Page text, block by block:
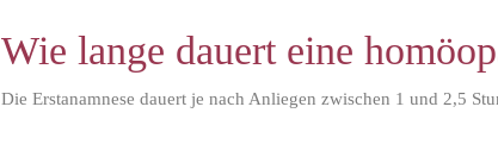
Wie lange dauert eine
Die Erstanamnese dauert je nach Anliegen zwischen 1 und 2,5